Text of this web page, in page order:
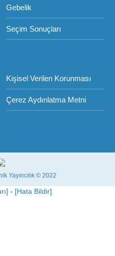
Gebelik
Seçim Sonuçları
Kişisel Verilen Korunması
Çerez Aydınlatma Metni
Yayıncılık © 2022
- [Hata Bildir]